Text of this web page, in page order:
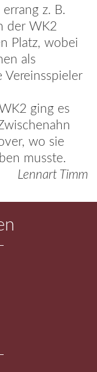
z. B.
der WK2
Platz, wobei
als
Vereinsspieler
ging es
wo sie
musste.
Lennart Timm